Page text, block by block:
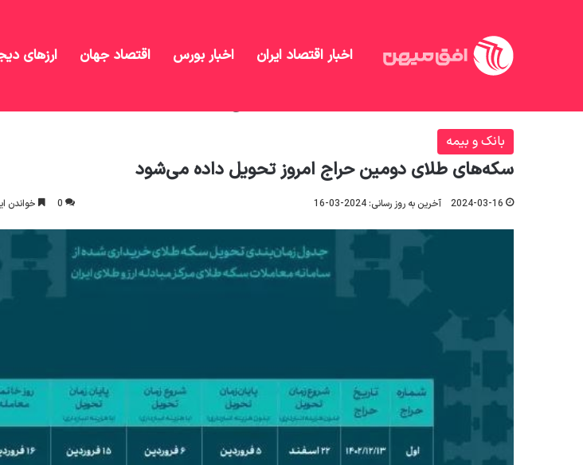
اخبار اقتصاد ایران اخبار بورس اقتصاد جهان ارزهای
بانک و بیمه
سکه‌های طلای دومین حراج امروز تحویل داده می‌شود
2024-03-16 آخرین به روز رسانی: 2024-03-16 0 خواندن این مطلب